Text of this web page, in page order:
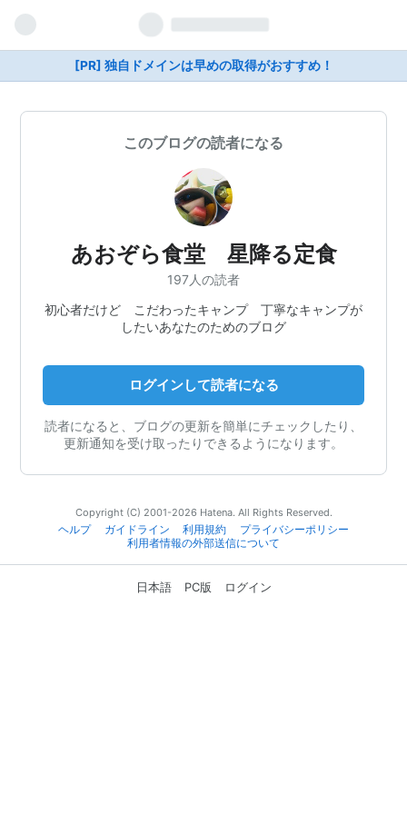
[PR] 独自ドメインは早めの取得がおすすめ！
このブログの読者になる
あおぞら食堂 星降る定食
197人の読者
初心者だけど こだわったキャンプ 丁寧なキャンプが
したいあなたのためのブログ
ログインして読者になる
読者になると、ブログの更新を簡単にチェックしたり、
更新通知を受け取ったりできるようになります。
Copyright (C) 2001-2026 Hatena. All Rights Reserved.
ヘルプ
ガイドライン 利用規約
プライバシーポリシー
利用者情報の外部送信について
日本語 PC版 ログイン